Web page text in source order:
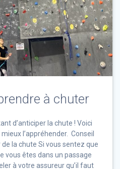
à chuter
d’anticiper la chute ! Voici
l’appréhender. Conseil
la chute Si vous sentez que
vous êtes dans un passage
à votre assureur qu’il faut